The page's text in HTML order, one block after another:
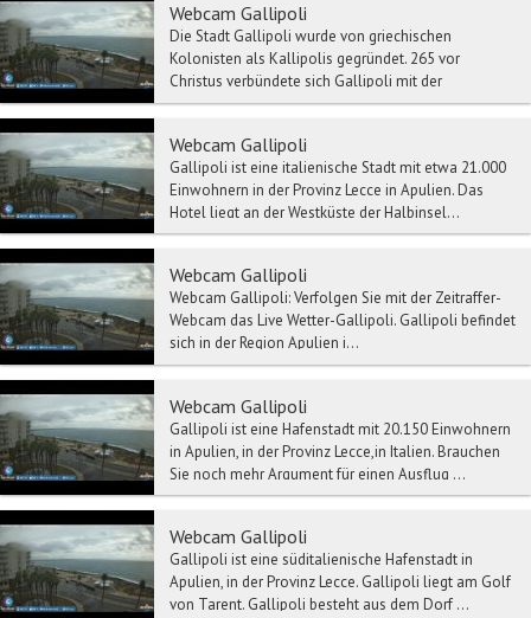
Webcam Gallipoli
Die Stadt Gallipoli wurde von griechischen
Kolonisten als Kallipolis gegründet. 265 vor
Christus verbündete sich Gallipoli mit der
benachbarten gri...
Webcam Gallipoli
Gallipoli ist eine italienische Stadt mit etwa 21.000
Einwohnern in der Provinz Lecce in Apulien. Das
Hotel liegt an der Westküste der Halbinsel...
Webcam Gallipoli
Webcam Gallipoli: Verfolgen Sie mit der Zeitraffer-
Webcam das Live Wetter-Gallipoli. Gallipoli befindet
sich in der Region Apulien i...
Webcam Gallipoli
Gallipoli ist eine Hafenstadt mit 20.150 Einwohnern
in Apulien, in der Provinz Lecce,in Italien. Brauchen
Sie noch mehr Argument für einen Ausflug ...
Webcam Gallipoli
Gallipoli ist eine süditalienische Hafenstadt in
Apulien, in der Provinz Lecce. Gallipoli liegt am Golf
von Tarent. Gallipoli besteht aus dem Dorf ...